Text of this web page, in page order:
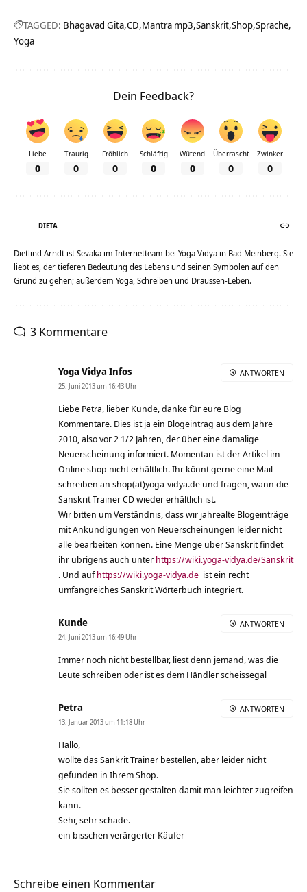
TAGGED: Bhagavad Gita CD Mantra mp3 Sanskrit Shop Sprache
Yoga
Dein Feedback?
Liebe
0
Traurig
0
Fröhlich
0
Schläfrig
0
Wütend
0
Überrascht
0
Zwinker
0
DIETA
Dietlind Arndt ist Sevaka im Internetteam bei Yoga Vidya in Bad Meinberg. Sie
liebt es, der tieferen Bedeutung des Lebens und seinen Symbolen auf den
Grund zu gehen; außerdem Yoga, Schreiben und Draussen-Leben.
3 Kommentare
Yoga Vidya Infos
25. Juni 2013 um 16:43 Uhr
Liebe Petra, lieber Kunde, danke für eure Blog
Kommentare. Dies ist ja ein Blogeintrag aus dem Jahre
2010, also vor 2 1/2 Jahren, der über eine damalige
Neuerscheinung informiert. Momentan ist der Artikel im
Online shop nicht erhältlich. Ihr könnt gerne eine Mail
schreiben an shop(at)yoga-vidya.de und fragen, wann die
Sanskrit Trainer CD wieder erhältlich ist.
Wir bitten um Verständnis, dass wir jahrealte Blogeinträge
mit Ankündigungen von Neuerscheinungen leider nicht
alle bearbeiten können. Eine Menge über Sanskrit findet
ihr übrigens auch unter https://wiki.yoga-vidya.de/Sanskrit
. Und aufhttps://wiki.yoga-vidya.de ist ein recht
umfangreiches Sanskrit Wörterbuch integriert.
ANTWORTEN
Kunde
24. Juni 2013 um 16:49 Uhr
Immer noch nicht bestellbar, liest denn jemand, was die
Leute schreiben oder ist es dem Händler scheissegal
ANTWORTEN
Petra
13. Januar 2013 um 11:18 Uhr
Hallo,
wollte das Sankrit Trainer bestellen, aber leider nicht
gefunden in Ihrem Shop.
Sie sollten es besser gestalten damit man leichter zugreifen
kann.
Sehr, sehr schade.
ein bisschen verärgerter Käufer
ANTWORTEN
Schreibe einen Kommentar